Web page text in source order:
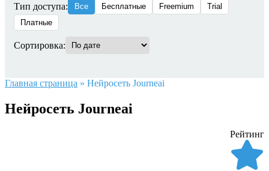
Тип доступа: Все Бесплатные Freemium
Trial
Платные
Сортировка:
Главная страница » Нейросеть Journeai
Нейросеть Journeai
Рейтинг